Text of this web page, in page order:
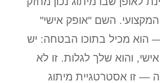
השם "אופק אישי"
— הוא מכיל בתוכו הבטחה: יש
והוא שלך לגלות. זו לא
— זו אסטרטגיית מיתוג